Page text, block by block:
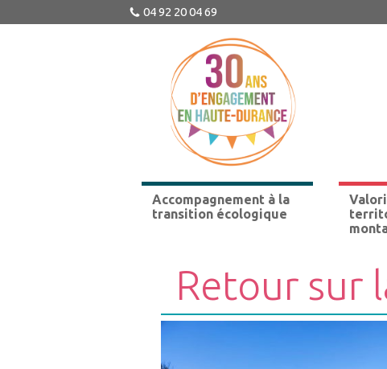
04 92 20 04 69
Accompagnement à la
transition écologique
Retour sur